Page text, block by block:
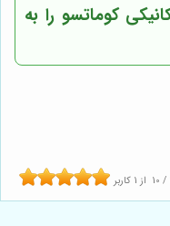
کوماتسو را به
10 / از 1 کاربر